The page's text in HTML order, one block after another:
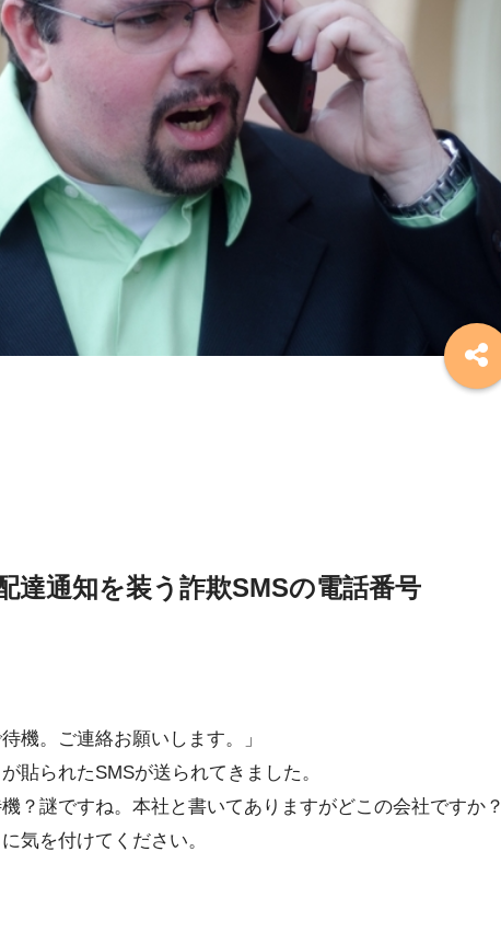
達通知を装う詐欺SMSの電話番号
機。ご連絡お願いします。」
貼られたSMSが送られてきました。
？謎ですね。本社と書いてありますがどこの会社ですか？
気を付けてください。